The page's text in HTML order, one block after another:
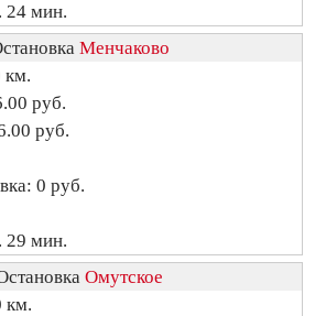
24 мин.
Менчаково
км.
руб.
руб.
0 руб.
29 мин.
Омутское
км.